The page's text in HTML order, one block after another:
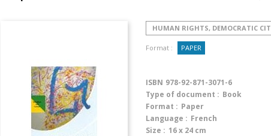
HUMAN RIGHTS, DEMOCRATIC
Format : PAPER
ISBN 978-92-871-3071-6
Type of document : Book
Format : Paper
Language : French
Size : 16 x 24 cm